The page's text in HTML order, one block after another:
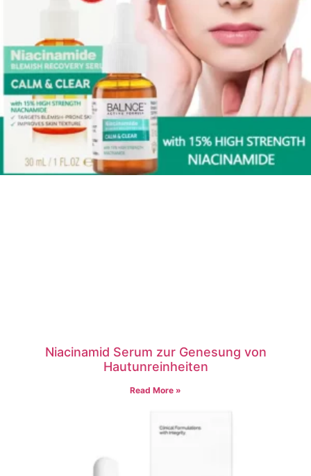
Niacinamid Serum zur Genesung von
Hautunreinheiten
Read More »